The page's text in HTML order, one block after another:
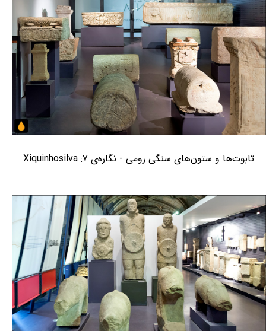
تابوت‌ها و ستون‌های سنگی رومی - نگاره‌ی ۷: Xiquinhosilva